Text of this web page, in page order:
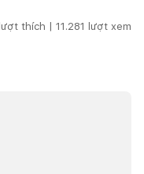
lượt thích | 11.281 lượt xem